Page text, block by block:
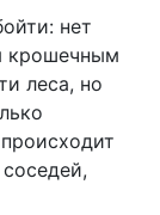
нет
крошечным
леса, но